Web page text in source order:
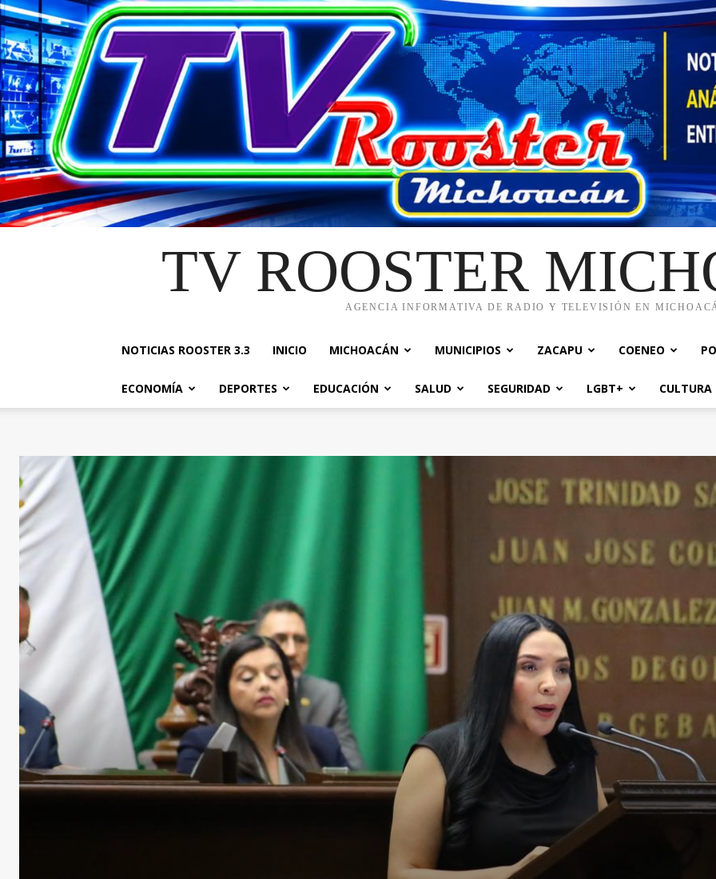
TV ROOSTER
AGENCIA INFORMATIVA DE RADIO Y TELEVISIÓN EN
NOTICIAS ROOSTER 3.3 INICIO MICHOACÁN MUNICIPIOS ZACAPU COENEO
ECONOMÍA DEPORTES EDUCACIÓN SALUD SEGURIDAD LGBT+ CULTURA